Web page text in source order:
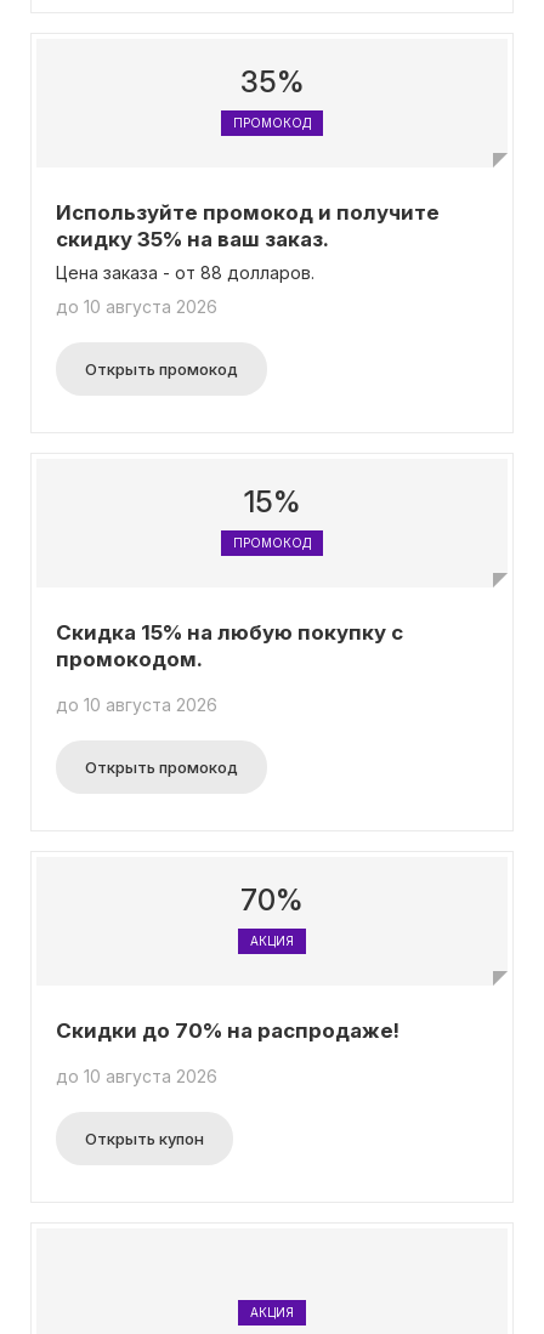
35%
ПРОМОКОД
Используйте промокод и получите
скидку 35% на ваш заказ.
Цена заказа - от 88 долларов.
до 10 августа 2026
Открыть промокод
15%
ПРОМОКОД
Скидка 15% на любую покупку с
промокодом.
до 10 августа 2026
Открыть промокод
70%
АКЦИЯ
Скидки до 70% на распродаже!
до 10 августа 2026
Открыть купон
АКЦИЯ